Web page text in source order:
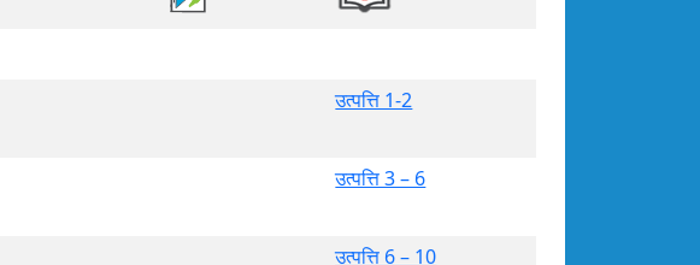
उत्पत्ति 1-2
उत्पत्ति 3 – 6
उत्पत्ति 6 – 10